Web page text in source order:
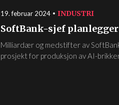
19. februar 2024 INDUSTRI
SoftBank-sjef
Milliardær og medstifter av
prosjekt for produksjon av AI-